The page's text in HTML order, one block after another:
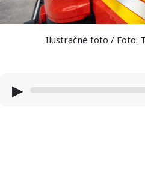
Ilustračné foto / Foto:
▶